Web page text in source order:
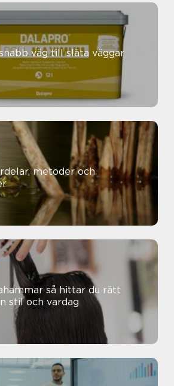
snabb väg till släta väggar
metoder och
hittar du rätt
stil och vardag